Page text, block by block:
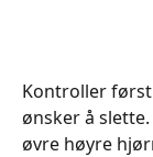
Kontroller
ønsker å
øvre høyre